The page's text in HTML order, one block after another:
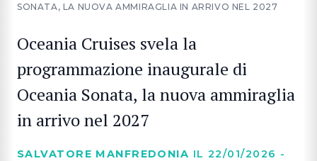
SONATA, LA NUOVA AMMIRAGLIA IN ARRIVO NEL 2027
Oceania Cruises svela la
programmazione inaugurale di
Oceania Sonata, la nuova ammiraglia
in arrivo nel 2027
SALVATORE MANFREDONIA IL 22/01/2026 -